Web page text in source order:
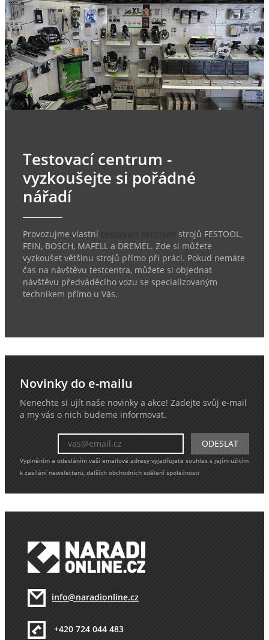
Testovací centrum -
vyzkoušejte si pořádné
nářadí
Provozujme vlastní
strojů FESTOOL,
FEIN, BOSCH, MAFELL a DREMEL. Zde si můžete
vyzkoušet většinu strojů přímo při práci. Pokud nemáte
čas na návštěvu testcentra, můžete si objednat
návštěvu předváděcího vozu se specializovaným
technikem přímo u Vás.
Novinky do e-mailu
Nenechte si ujít naše novinky a akce! Zadejte svůj e-mail
a my vás o nich budeme informovat.
Vyplněním a odesláním vaší emailové adresy vyjadřujete souhlas s jejím užitím
k zasílání newsletteru, dalších obchodních sdělení společnosti
info@naradionline.cz
+420 724 044 483